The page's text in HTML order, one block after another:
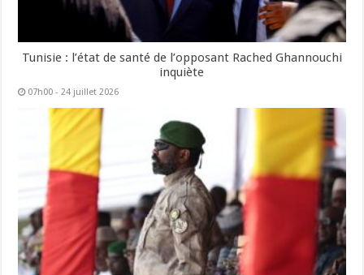
Tunisie : l’état de santé de l’opposant Rached Ghannouchi
inquiète
07h00 - 24 juillet 2026